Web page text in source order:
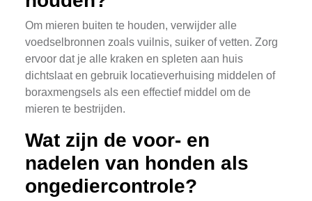
Om mieren buiten te houden, verwijder alle
voedselbronnen zoals vuilnis, suiker of vetten. Zorg
ervoor dat je alle kraken en spleten aan huis
dichtslaat en gebruik locatieverhuising middelen of
boraxmengsels als een effectief middel om de
mieren te bestrijden.
Wat zijn de voor- en
nadelen van honden als
ongediercontrole?